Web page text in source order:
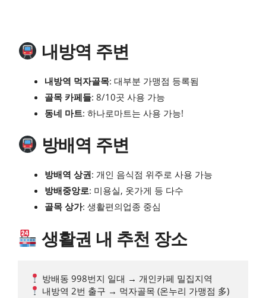
내방역 주변
내방역 먹자골목: 대부분 가맹점 등록됨
골목 카페들: 8/10곳 사용 가능
동네 마트: 하나로마트는 사용 가능!
방배역 주변
방배역 상권: 개인 음식점 위주로 사용 가능
방배중앙로: 미용실, 옷가게 등 다수
골목 상가: 생활편의업종 중심
생활권 내 추천 장소